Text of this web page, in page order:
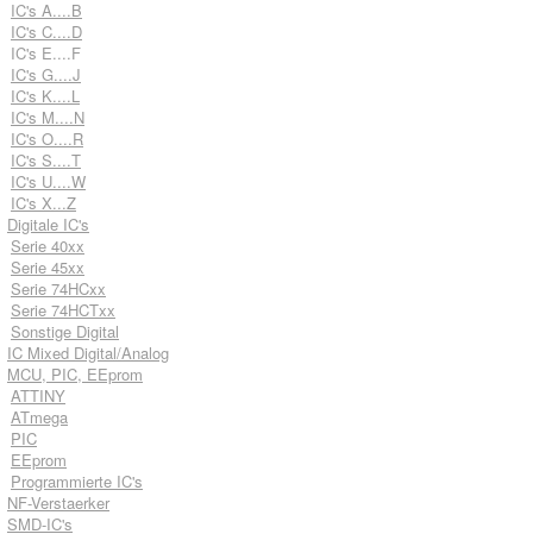
IC's A....B
IC's C....D
IC's E....F
IC's G....J
IC's K....L
IC's M....N
IC's O....R
IC's S....T
IC's U....W
IC's X...Z
Digitale IC's
Serie 40xx
Serie 45xx
Serie 74HCxx
Serie 74HCTxx
Sonstige Digital
IC Mixed Digital/Analog
MCU, PIC, EEprom
ATTINY
ATmega
PIC
EEprom
Programmierte IC's
NF-Verstaerker
SMD-IC's